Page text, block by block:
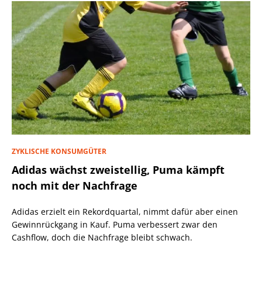
ZYKLISCHE KONSUMGÜTER
Adidas wächst zweistellig, Puma kämpft
noch mit der Nachfrage
Adidas erzielt ein Rekordquartal, nimmt dafür aber einen
Gewinnrückgang in Kauf. Puma verbessert zwar den
Cashflow, doch die Nachfrage bleibt schwach.